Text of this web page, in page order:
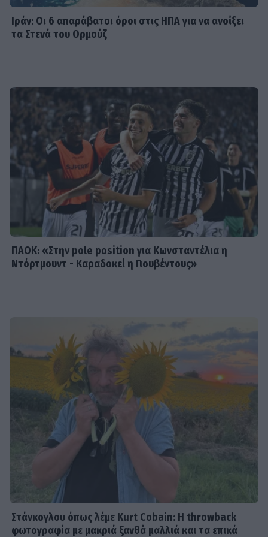
και του Αλέκου Αλεξανδράκη
MEDIA
Δύο μαύρα πουκάμισα spoiler: Η
άφιξη της Μαρκέλλας φέρνει κι ένα
θαμμένο μυστικό από την Κρήτη
Ιράν: Οι 6 απαράβατοι όροι στις ΗΠΑ για να ανοίξει
τα Στενά του Ορμούζ
ΠΑΟΚ: «Στην pole position για Κωνσταντέλια η
Ντόρτμουντ - Καραδοκεί η Γιουβέντους»
Στάνκογλου όπως λέμε Kurt Cobain: H throwback
φωτογραφία με μακριά ξανθά μαλλιά και τα επικά